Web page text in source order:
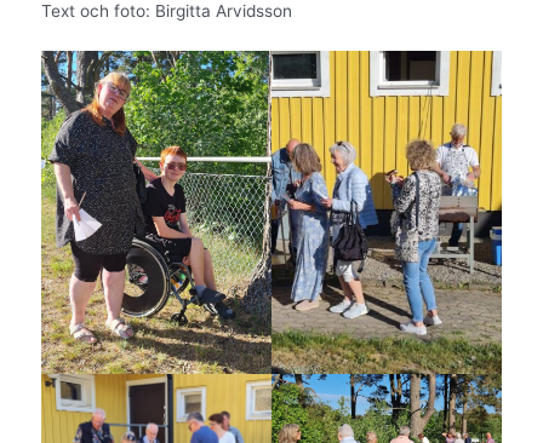
Text och foto: Birgitta Arvidsson